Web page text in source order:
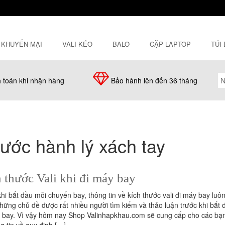
KHUYẾN MẠI VALI KÉO BALO CẶP LAPTOP TÚI
toán khi nhận hàng Bảo hành lên đến 36 tháng
hành lý xách tay
thước Vali khi đi máy bay
bắt đầu mỗi chuyến bay, thông tin về kích thước vali đi máy bay
chủ đề được rất nhiều người tìm kiếm và thảo luận trước khi bắt
Vì vậy hôm nay Shop Valinhapkhau.com sẽ cung cấp cho các